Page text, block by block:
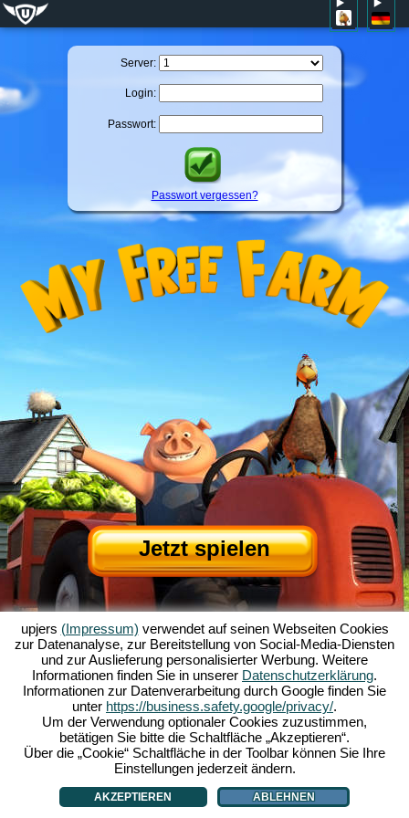
Server:
Login:
Passwort:
Passwort vergessen?
Jetzt spielen
Über My Free Farm |Die Story zum Browserspiel Die Features|AGB |
Impressum |Datenschutzerklärung|Regeln|Forum|Support|Spielinfo
My Free Farm 2 App|Google Play| App Store|
Browsergames - Upjers.com|Cookies verwalten
upjers (Impressum) verwendet auf seinen Webseiten Cookies
zur Datenanalyse, zur Bereitstellung von Social-Media-Diensten
und zur Auslieferung personalisierter Werbung. Weitere
Informationen finden Sie in unserer Datenschutzerklärung.
Informationen zur Datenverarbeitung durch Google finden Sie
unter https://business.safety.google/privacy/.
Um der Verwendung optionaler Cookies zuzustimmen,
betätigen Sie bitte die Schaltfläche „Akzeptieren“.
Über die „Cookie“ Schaltfläche in der Toolbar können Sie Ihre
Einstellungen jederzeit ändern.
AKZEPTIEREN ABLEHNEN